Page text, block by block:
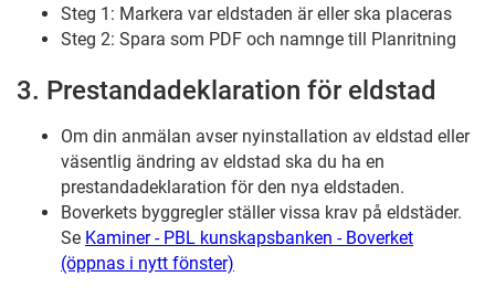
Steg 1: Markera var eldstaden är eller ska placeras
Steg 2: Spara som PDF och namnge till Planritning
3. Prestandadeklaration för eldstad
Om din anmälan avser nyinstallation av eldstad eller
väsentlig ändring av eldstad ska du ha en
prestandadeklaration för den nya eldstaden.
Boverkets byggregler ställer vissa krav på eldstäder.
Se Kaminer - PBL kunskapsbanken - Boverket
(öppnas i nytt fönster)